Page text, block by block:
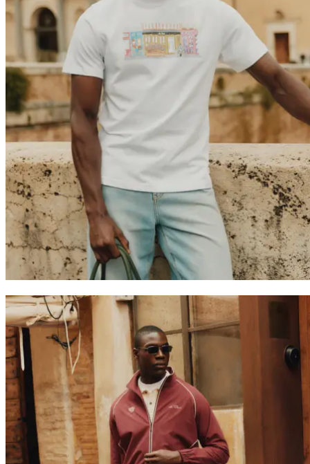
Brand
Brand Home
Collections Collaborations
Journal
LegacyLocations ResponsibilityAbout us
The Spectator’s Lounge The Paris Flagship Launch
Collaborations
Prince / Les Deux KB: The Anniversary Editions
Collections
Les Deux International ClubSummer 2026